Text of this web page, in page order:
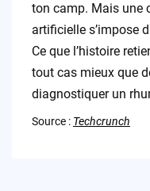
ton camp. Mais une
artificielle s’impose
Ce que l’histoire
tout cas mieux que
diagnostiquer un
Source : Techcrunch